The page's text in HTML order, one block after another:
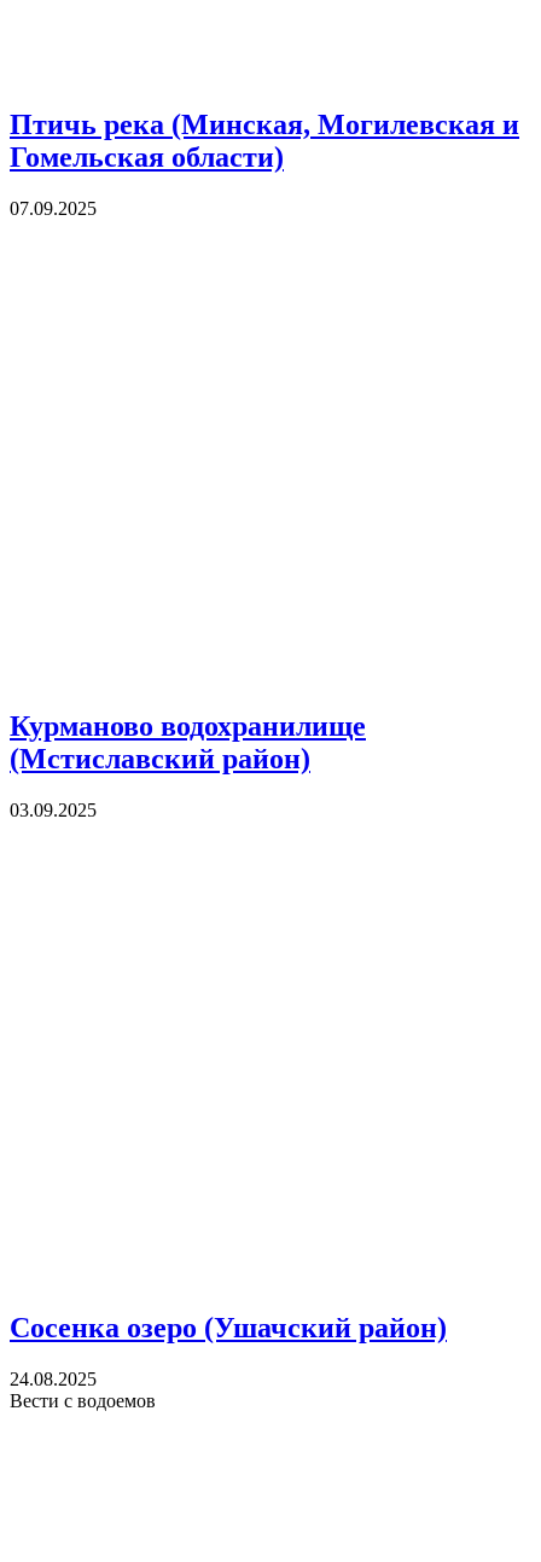
Птичь река (Минская, Могилевская и
Гомельская области)
07.09.2025
Курманово водохранилище
(Мстиславский район)
03.09.2025
Сосенка озеро (Ушачский район)
24.08.2025
Вести с водоемов